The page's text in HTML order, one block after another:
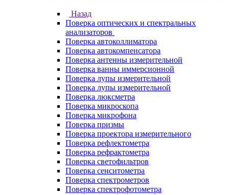
Назад
Поверка оптических и спектральных
анализаторов
Поверка автоколлиматора
Поверка автокомпенсатора
Поверка антенны измерительной
Поверка ванны иммерсионной
Поверка лупы измерительной
Поверка лупы измерительной
Поверка люксметра
Поверка микроскопа
Поверка микрофона
Поверка призмы
Поверка проектора измерительного
Поверка рефлектометра
Поверка рефрактометра
Поверка светофильтров
Поверка сенситометра
Поверка спектрометров
Поверка спектрофотометра